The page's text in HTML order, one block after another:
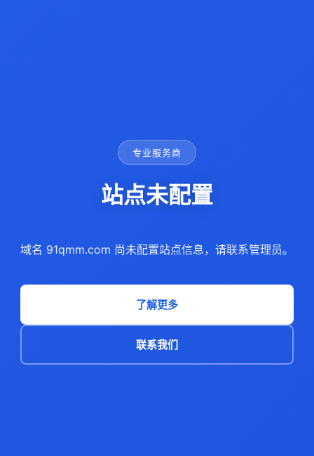
专业服务商
站点未配置
域名 91qmm.com 尚未配置站点信息，请联系管理员。
了解更多
联系我们